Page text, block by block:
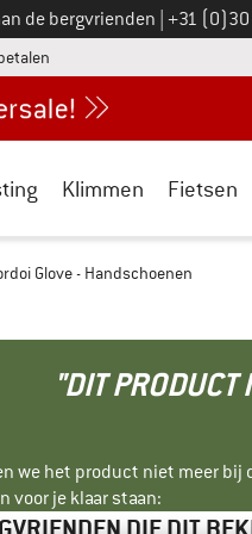
de bergvrienden Bel ons op
+31 (0)30
vind de betalingsinformatie
Klimmen Fietsen
Glove - Handschoenen
"DIT
we het product niet meer
voor je klaar staan: